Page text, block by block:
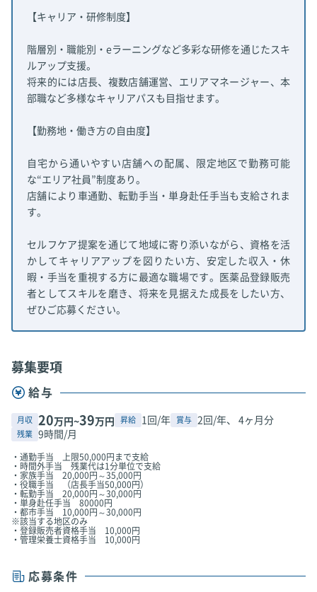
【キャリア・研修制度】
階層別・職能別・eラーニングなど多彩な研修を通じたスキ
ルアップ支援。
将来的には店長、複数店舗運営、エリアマネージャー、本
部職など多様なキャリアパスも目指せます。
【勤務地・働き方の自由度】
自宅から通いやすい店舗への配属、限定地区で勤務可能
な“エリア社員”制度あり。
店舗により車通勤、転勤手当・単身赴任手当も支給されま
す。
セルフケア提案を通じて地域に寄り添いながら、資格を活
かしてキャリアアップを図りたい方、安定した収入・休
暇・手当を重視する方に最適な職場です。医薬品登録販売
者としてスキルを磨き、将来を見据えた成長をしたい方、
ぜひご応募ください。
募集要項
給与
月収 20万円~39万円 昇給 1回/年 賞与 2回/年、 4ヶ月分
残業 9時間/月
・通勤手当 上限50,000円まで支給
・時間外手当 残業代は1分単位で支給
・家族手当 20,000円～35,000円
・役職手当 （店長手当50,000円）
・転勤手当 20,000円～30,000円
・単身赴任手当 80000円
・都市手当 10,000円～30,000円
※該当する地区のみ
・登録販売者資格手当 10,000円
・管理栄養士資格手当 10,000円
応募条件